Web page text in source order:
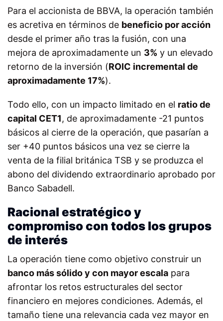
Para el accionista de BBVA, la operación también
es acretiva en términos de beneficio por acción
desde el primer año tras la fusión, con una
mejora de aproximadamente un 3% y un elevado
retorno de la inversión (ROIC incremental de
aproximadamente 17%).
Todo ello, con un impacto limitado en el ratio de
capital CET1, de aproximadamente -21 puntos
básicos al cierre de la operación, que pasarían a
ser +40 puntos básicos una vez se cierre la
venta de la filial británica TSB y se produzca el
abono del dividendo extraordinario aprobado por
Banco Sabadell.
Racional estratégico y
compromiso con todos los grupos
de interés
La operación tiene como objetivo construir un
banco más sólido y con mayor escala para
afrontar los retos estructurales del sector
financiero en mejores condiciones. Además, el
tamaño tiene una relevancia cada vez mayor en